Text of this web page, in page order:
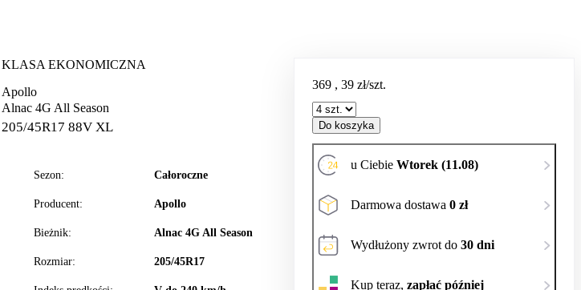
KLASA EKONOMICZNA
Apollo
Alnac 4G All Season
205/45R17 88V XL
Sezon: Całoroczne
Producent: Apollo
Bieżnik: Alnac 4G All Season
Rozmiar: 205/45R17
369 , 39 zł/szt.
Do koszyka
u Ciebie Wtorek (11.08)
Darmowa dostawa 0 zł
Wydłużony zwrot do 30 dni
Kup teraz, zapłać później